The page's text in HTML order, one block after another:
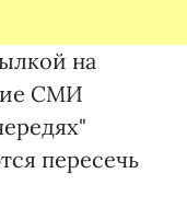
на
СМИ
пересечь